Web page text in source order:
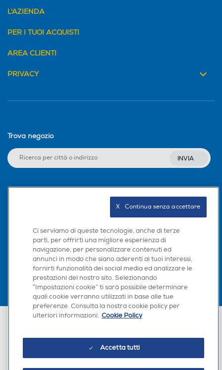
L'AZIENDA
PER I TUOI ACQUISTI
AREA CLIENTI
PRIVACY
Trova negozio
INVIA
Scarica la nostra app
Euronics Italia SpA. Sede legale Via Montefeltro, 6/a 20156 Milano
Ci serviamo di queste tecnologie, anche di terze
parti, per offrirti una migliore esperienza di
navigazione, per personalizzare contenuti ed
annunci in modo che siano aderenti ai tuoi interessi,
fornirti funzionalità dei social media ed analizzare le
prestazioni del nostro sito. Selezionando
“Impostazioni cookie” ti sarà possibile determinare
quali cookie verranno utilizzati in base alle tue
preferenze. Consulta la nostra cookie policy per
ulteriori informazioni. Cookie Policy
Accetta tutti
X   Continua senza accettare